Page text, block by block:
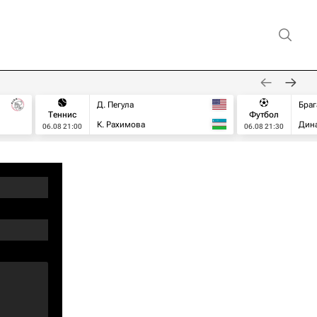
Теннис
06.08 21:00
Д. Пегула
К. Рахимова
Футбол
06.08 21:30